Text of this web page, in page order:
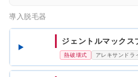
導入脱毛器
ジェントルマックス
熱破壊式 アレキサンドラ